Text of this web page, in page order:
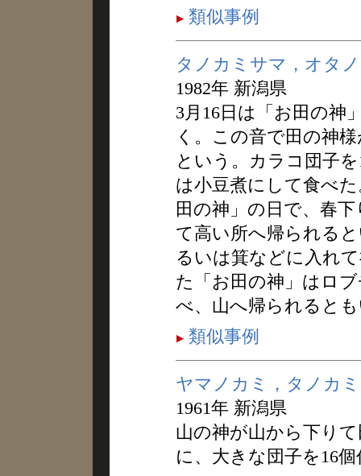
類似事例
タノカミサマ，オタ
1982年 新潟県
3月16日は「お田の神
く。この音で田の神
という。カラコ団子
は小豆煮にして食べ
田の神」の日で、春
て高い所へ帰られる
るいは箕などに入れ
た「お田の神」はロ
べ、山へ帰られると
類似事例
ヤマノカミ，タノカミ
1961年 新潟県
山の神が山から下り
に、大きな団子を16